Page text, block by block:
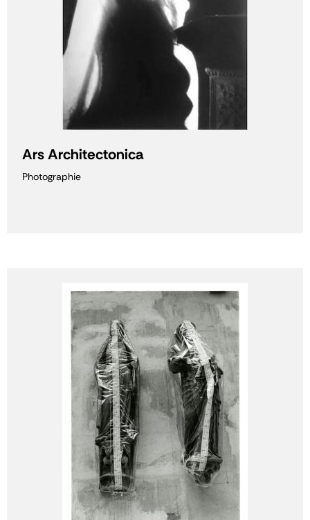
Ars Architectonica
Photographie